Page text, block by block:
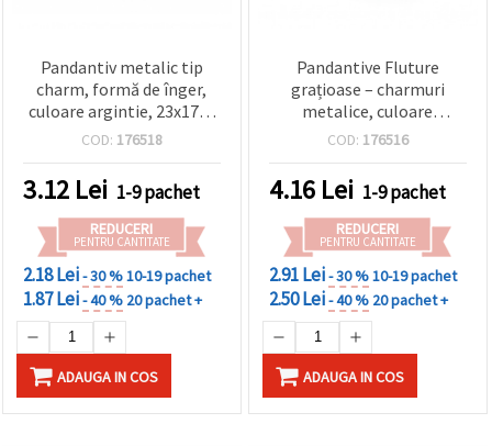
Pandantiv metalic tip
charm, formă de înger,
culoare argintie, 23x17x1
mm, orificiu 2 mm, pentru
COD: 176518
3.12 Lei 1-9 pachet
REDUCERI
PENTRU CANTITATE
2.18 Lei- 30 %10-19 pachet
1.87 Lei- 40 % 20 pachet +
ADAUGA IN COS
Pandantive Fluture
grațioase – charmuri
metalice, culoare
argintie, 16x20x2,5 mm,
pentru bijuterii handmade
și proiecte hobby & craft
DIY
COD: 176516
4.16 Lei 1-9 pachet
REDUCERI
PENTRU CANTITATE
2.91 Lei- 30 %10-19 pachet
2.50 Lei- 40 % 20 pachet +
ADAUGA IN COS